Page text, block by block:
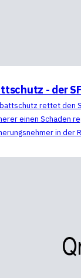
- der
rettet den
einen Schaden
in der